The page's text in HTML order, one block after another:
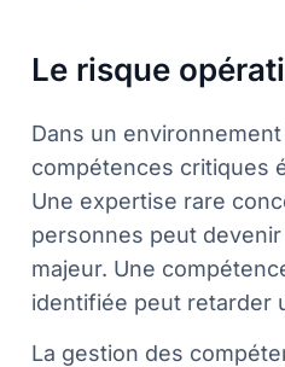
Le risque
Dans un
compétences critiques
Une expertise rare
personnes peut
majeur. Une
identifiée peut retarder
La gestion des